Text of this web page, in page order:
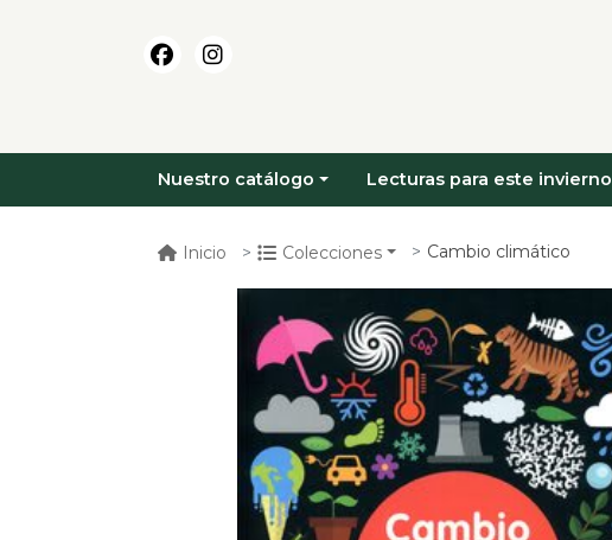
Nuestro catálogo Lecturas para este invierno
Inicio Colecciones Cambio climático